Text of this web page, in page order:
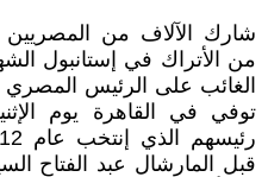
شارك الآلاف من المصريين
من الأتراك في إستانبول
الغائب على الرئيس